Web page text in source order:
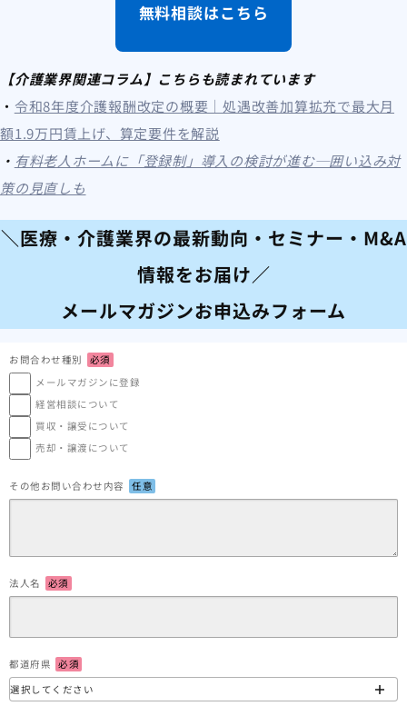
無料相談はこちら
【介護業界関連コラム】こちらも読まれています
・ 令和8年度介護報酬改定の概要｜処遇改善加算拡充で最大月
額1.9万円賃上げ、算定要件を解説
・ 有料老人ホームに「登録制」導入の検討が進む─囲い込み対
策の見直しも
＼医療・介護業界の最新動向・セミナー・M&A
情報をお届け／
メールマガジンお申込みフォーム
お問合わせ種別
必須
メールマガジンに登録
経営相談について
買収・譲受について
売却・譲渡について
その他お問い合わせ内容 任意
法人名 必須
都道府県 必須